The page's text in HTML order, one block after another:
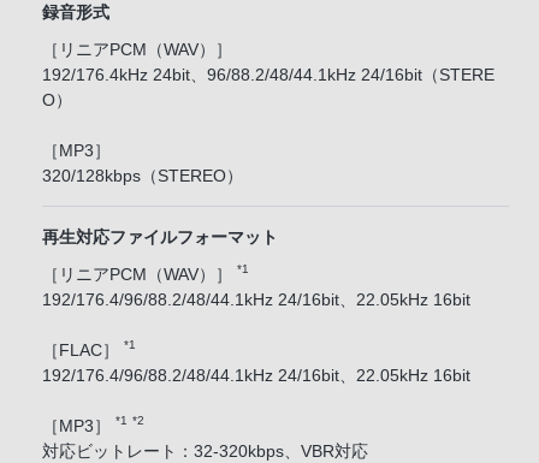
録音形式
［リニアPCM（WAV）］
192/176.4kHz 24bit、96/88.2/48/44.1kHz 24/16bit（STERE
O）
［MP3］
320/128kbps（STEREO）
再生対応ファイルフォーマット
［リニアPCM（WAV）］ *1
192/176.4/96/88.2/48/44.1kHz 24/16bit、22.05kHz 16bit
［FLAC］ *1
192/176.4/96/88.2/48/44.1kHz 24/16bit、22.05kHz 16bit
［MP3］ *1 *2
対応ビットレート：32-320kbps、VBR対応